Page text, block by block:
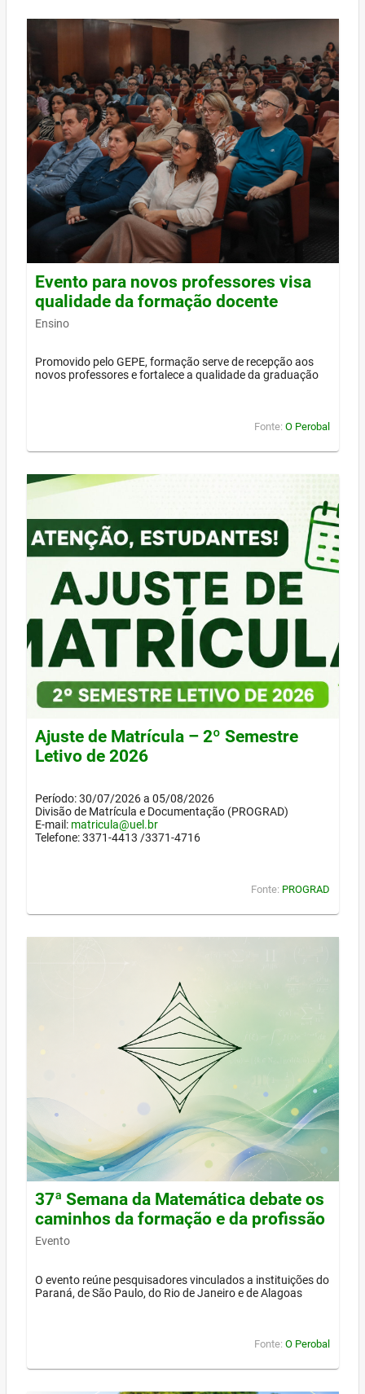
Evento para novos professores visa
qualidade da formação docente
Ensino
Promovido pelo GEPE, formação serve de recepção aos
novos professores e fortalece a qualidade da graduação
Fonte: O Perobal
Ajuste de Matrícula – 2º Semestre
Letivo de 2026
Período: 30/07/2026 a 05/08/2026
Divisão de Matrícula e Documentação (PROGRAD)
E-mail: matricula@uel.br
Telefone: 3371-4413 /3371-4716
Fonte: PROGRAD
37ª Semana da Matemática debate os
caminhos da formação e da profissão
Evento
O evento reúne pesquisadores vinculados a instituições do
Paraná, de São Paulo, do Rio de Janeiro e de Alagoas
Fonte: O Perobal